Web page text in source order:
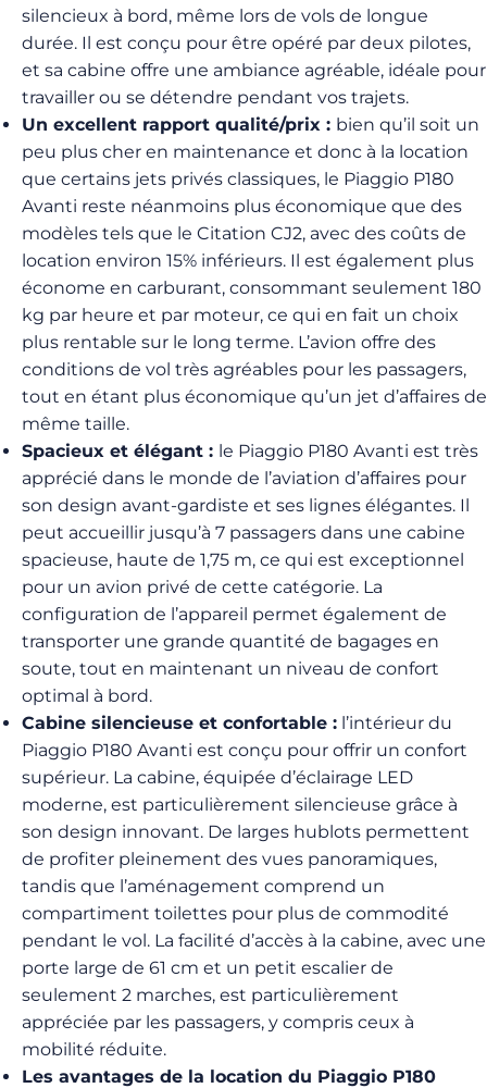
silencieux à bord, même lors de vols de longue
durée. Il est conçu pour être opéré par deux pilotes,
et sa cabine offre une ambiance agréable, idéale pour
travailler ou se détendre pendant vos trajets.
Un excellent rapport qualité/prix : bien qu’il soit un
peu plus cher en maintenance et donc à la location
que certains jets privés classiques, le Piaggio P180
Avanti reste néanmoins plus économique que des
modèles tels que le Citation CJ2, avec des coûts de
location environ 15% inférieurs. Il est également plus
économe en carburant, consommant seulement 180
kg par heure et par moteur, ce qui en fait un choix
plus rentable sur le long terme. L’avion offre des
conditions de vol très agréables pour les passagers,
tout en étant plus économique qu’un jet d’affaires de
même taille.
Spacieux et élégant : le Piaggio P180 Avanti est très
apprécié dans le monde de l’aviation d’affaires pour
son design avant-gardiste et ses lignes élégantes. Il
peut accueillir jusqu’à 7 passagers dans une cabine
spacieuse, haute de 1,75 m, ce qui est exceptionnel
pour un avion privé de cette catégorie. La
configuration de l’appareil permet également de
transporter une grande quantité de bagages en
soute, tout en maintenant un niveau de confort
optimal à bord.
Cabine silencieuse et confortable : l’intérieur du
Piaggio P180 Avanti est conçu pour offrir un confort
supérieur. La cabine, équipée d’éclairage LED
moderne, est particulièrement silencieuse grâce à
son design innovant. De larges hublots permettent
de profiter pleinement des vues panoramiques,
tandis que l’aménagement comprend un
compartiment toilettes pour plus de commodité
pendant le vol. La facilité d’accès à la cabine, avec une
porte large de 61 cm et un petit escalier de
seulement 2 marches, est particulièrement
appréciée par les passagers, y compris ceux à
mobilité réduite.
Les avantages de la location du Piaggio P180